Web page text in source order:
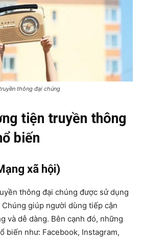
thông đại chúng
tiện truyền thông
biến
xã hội)
thông đại chúng được sử dụng
giúp người dùng tiếp cận
và dễ dàng. Bên cạnh đó, những
biến như: Facebook, Instagram,